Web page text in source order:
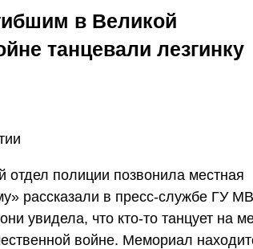
в Великой
танцевали лезгинку
отдел полиции позвонила местная
рассказали в пресс-службе ГУ
увидела, что кто-то танцует на
войне. Мемориал